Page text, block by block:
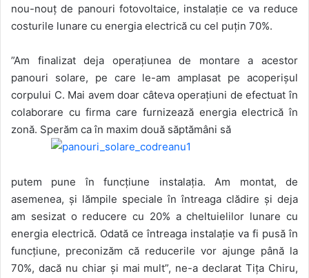
nou-nouț de panouri fotovoltaice, instalație ce va reduce
costurile lunare cu energia electrică cu cel puțin 70%.
”Am finalizat deja operațiunea de montare a acestor
panouri solare, pe care le-am amplasat pe acoperișul
corpului C. Mai avem doar câteva operațiuni de efectuat în
colaborare cu firma care furnizează energia electrică în
zonă. Sperăm ca în maxim două săptămâni să
putem pune în funcțiune instalația. Am montat, de
asemenea, și lămpile speciale în întreaga clădire și deja
am sesizat o reducere cu 20% a cheltuielilor lunare cu
energia electrică. Odată ce întreaga instalație va fi pusă în
funcțiune, preconizăm că reducerile vor ajunge până la
70%, dacă nu chiar și mai mult”, ne-a declarat Tița Chiru,